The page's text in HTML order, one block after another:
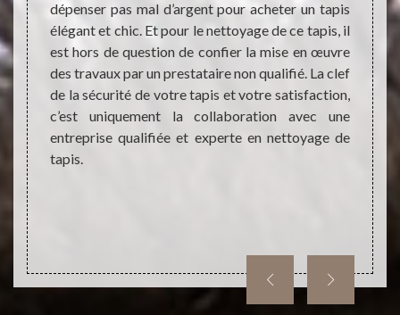
En
très
des
des
un
dépenser pas mal d’argent pour acheter un tapis
élégant et chic. Et pour le nettoyage de ce tapis, il
est hors de question de confier la mise en œuvre
des travaux par un prestataire non qualifié. La clef
de la sécurité de votre tapis et votre satisfaction,
c’est uniquement la collaboration avec une
entreprise qualifiée et experte en nettoyage de
tapis.
des